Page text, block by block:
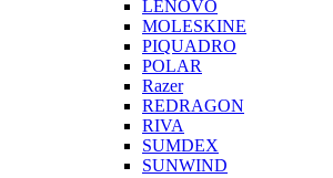
LENOVO
MOLESKINE
PIQUADRO
POLAR
Razer
REDRAGON
RIVA
SUMDEX
SUNWIND